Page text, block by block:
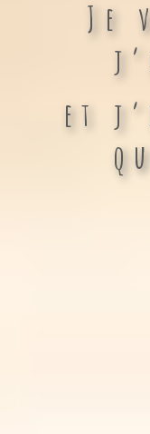
Je
et